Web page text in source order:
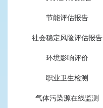
节能评估报告
社会稳定风险评估报告
环境影响评价
职业卫生检测
气体污染源在线监测